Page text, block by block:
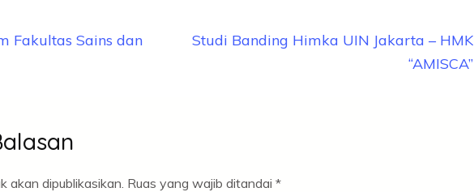
Fakultas Sains dan
Studi Banding Himka UIN Jakarta – HMK
“AMISCA”
akan dipublikasikan. Ruas yang wajib ditandai *